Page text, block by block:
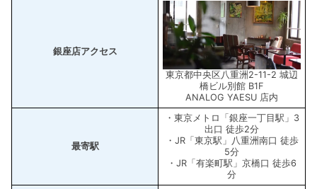
銀座店アクセス
東京都中央区八重洲2-11-2 城辺
橋ビル別館 B1F
ANALOG YAESU 店内
最寄駅
・東京メトロ「銀座一丁目駅」3
出口 徒歩2分
・JR「東京駅」八重洲南口 徒歩
5分
・JR「有楽町駅」京橋口 徒歩6
分